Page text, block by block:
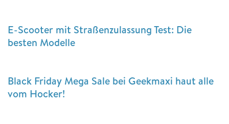
E-Scooter mit Straßenzulassung Test: Die
besten Modelle
Black Friday Mega Sale bei Geekmaxi haut alle
vom Hocker!